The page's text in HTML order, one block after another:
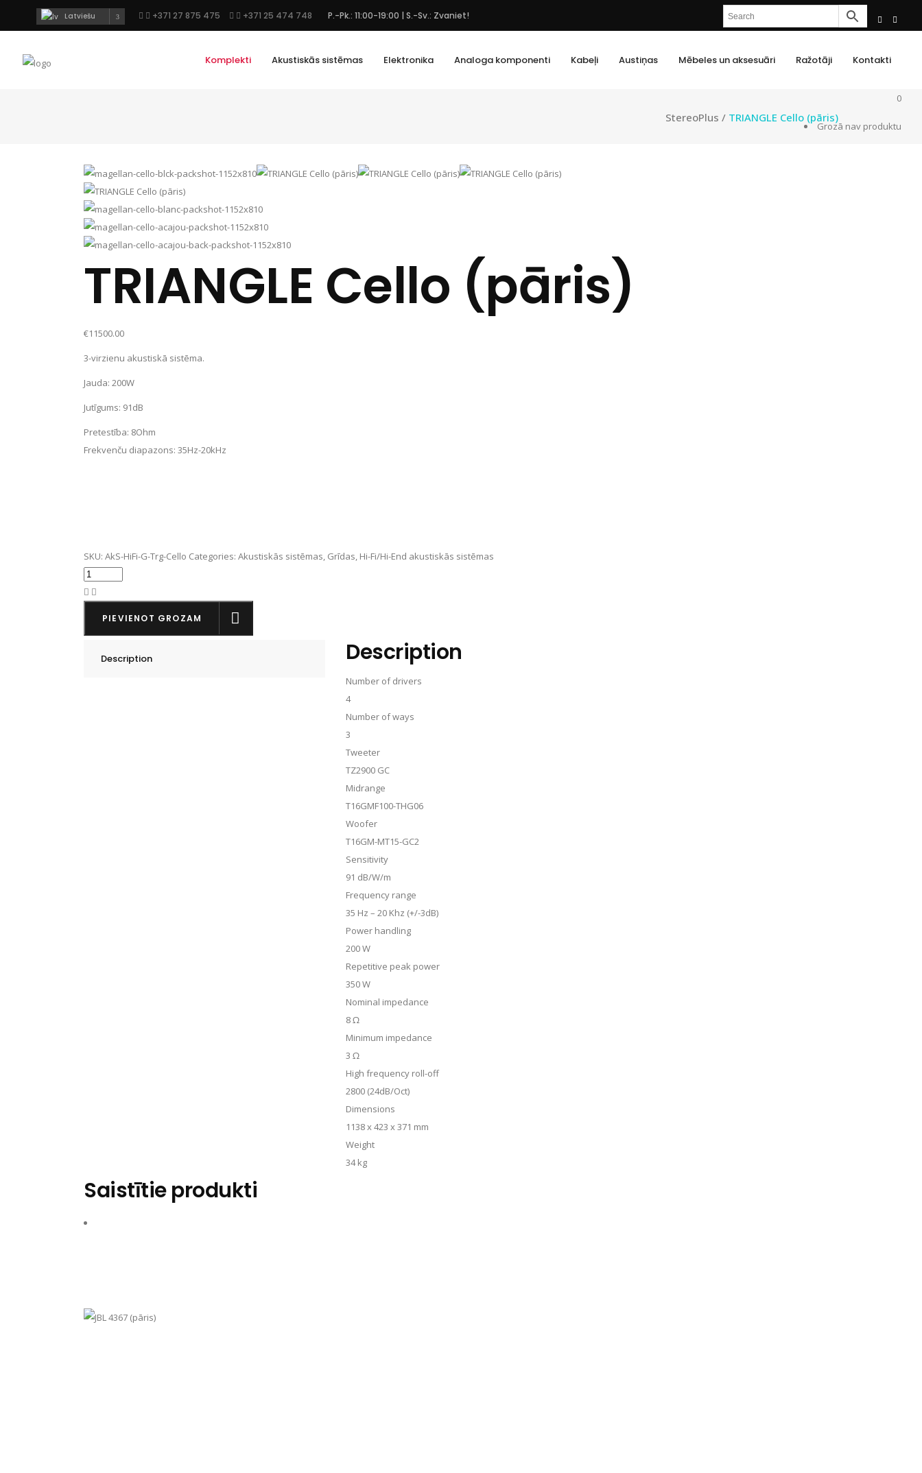
Latviešu +371 27 875 475 +371 25 474 748 P.-Pk.: 11:00-19:00 | S.-Sv.: Zvaniet!
Komplekti Akustiskās sistēmas Elektronika Analoga komponenti Kabeļi Austiņas Mēbeles un aksesuāri Ražotāji Kontakti
0
Grozā nav produktu
StereoPlus / TRIANGLE Cello (pāris)
TRIANGLE Cello (pāris)
€11500.00
3-virzienu akustiskā sistēma.
Jauda: 200W
Jutīgums: 91dB
Pretestība: 8Ohm
Frekvenču diapazons: 35Hz-20kHz
SKU: AkS-HiFi-G-Trg-Cello Categories: Akustiskās sistēmas, Grīdas, Hi-Fi/Hi-End akustiskās sistēmas
TRIANGLE
Cello
PIEVIENOT GROZAM
Description Description
Number of drivers
4
Number of ways
3
Tweeter
TZ2900 GC
Midrange
T16GMF100-THG06
Woofer
T16GM-MT15-GC2
Sensitivity
91 dB/W/m
Frequency range
35 Hz – 20 Khz (+/-3dB)
Power handling
200 W
Repetitive peak power
350 W
Nominal impedance
8 Ω
Minimum impedance
3 Ω
High frequency roll-off
2800 (24dB/Oct)
Dimensions
1138 x 423 x 371 mm
Weight
34 kg
Saistītie produkti